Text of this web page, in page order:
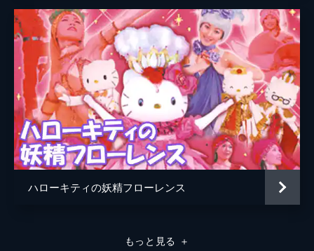
て、母親への愛情と感謝を表現する。
1分
#8 ジャンケンパラダイス
ばつ丸とキティがジャンケンで大はしゃぎ!
グー、チョキ、パー、いろんな手で勝負する
よ。どっちが勝つかな?みんなも一緒にジャ
ンケンしちゃお!
4分
#9 いちえんだまのたびがらす
笠をかぶった旅のケロッピが、一人旅に出
る。山や森、水辺や町並みを巡り、様々な場
#10 ママがサンタにキッスした
ハローキティの妖精フローレンス
もっと見る ＋